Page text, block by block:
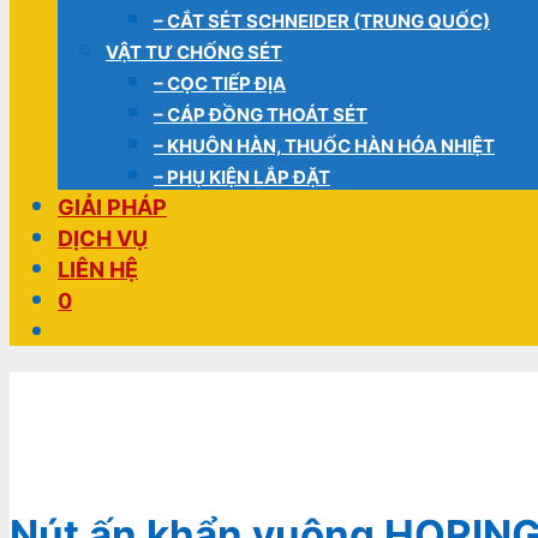
– CẮT SÉT SCHNEIDER (TRUNG QUỐC)
VẬT TƯ CHỐNG SÉT
– CỌC TIẾP ĐỊA
– CÁP ĐỒNG THOÁT SÉT
– KHUÔN HÀN, THUỐC HÀN HÓA NHIỆT
– PHỤ KIỆN LẮP ĐẶT
GIẢI PHÁP
DỊCH VỤ
LIÊN HỆ
0